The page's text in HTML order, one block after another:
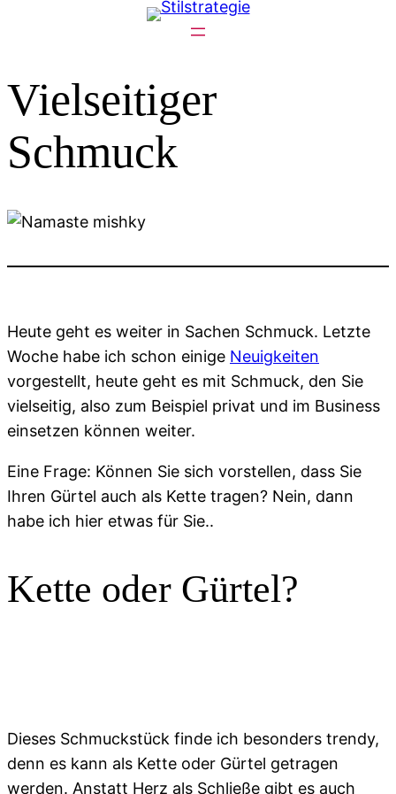
Vielseitiger
Schmuck
Heute geht es weiter in Sachen Schmuck. Letzte
Woche habe ich schon einige Neuigkeiten
vorgestellt, heute geht es mit Schmuck, den Sie
vielseitig, also zum Beispiel privat und im Business
einsetzen können weiter.
Eine Frage: Können Sie sich vorstellen, dass Sie
Ihren Gürtel auch als Kette tragen? Nein, dann
habe ich hier etwas für Sie..
Kette oder Gürtel?
Dieses Schmuckstück finde ich besonders trendy,
denn es kann als Kette oder Gürtel getragen
werden. Anstatt Herz als Schließe gibt es auch